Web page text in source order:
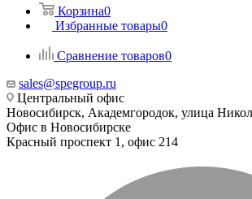
Корзина0
Избранные товары0
Сравнение товаров0
sales@spegroup.ru
Центральный офис
Новосибирск, Академгородок, улица
Офис в Новосибирске
Красный проспект 1, офис 214